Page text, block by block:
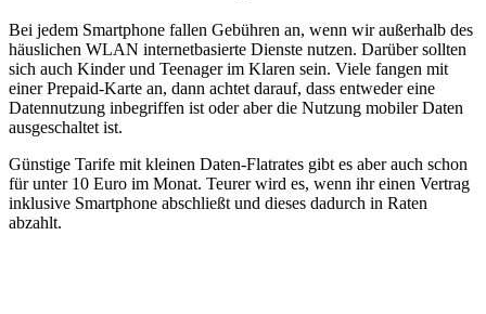
Bei jedem Smartphone fallen Gebühren an, wenn wir außerhalb des
häuslichen WLAN internetbasierte Dienste nutzen. Darüber sollten
sich auch Kinder und Teenager im Klaren sein. Viele fangen mit
einer Prepaid-Karte an, dann achtet darauf, dass entweder eine
Datennutzung inbegriffen ist oder aber die Nutzung mobiler Daten
ausgeschaltet ist.
Günstige Tarife mit kleinen Daten-Flatrates gibt es aber auch schon
für unter 10 Euro im Monat. Teurer wird es, wenn ihr einen Vertrag
inklusive Smartphone abschließt und dieses dadurch in Raten
abzahlt.